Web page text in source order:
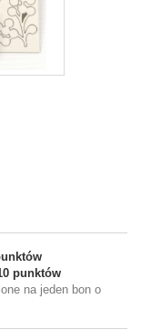
punktów
na jeden bon o